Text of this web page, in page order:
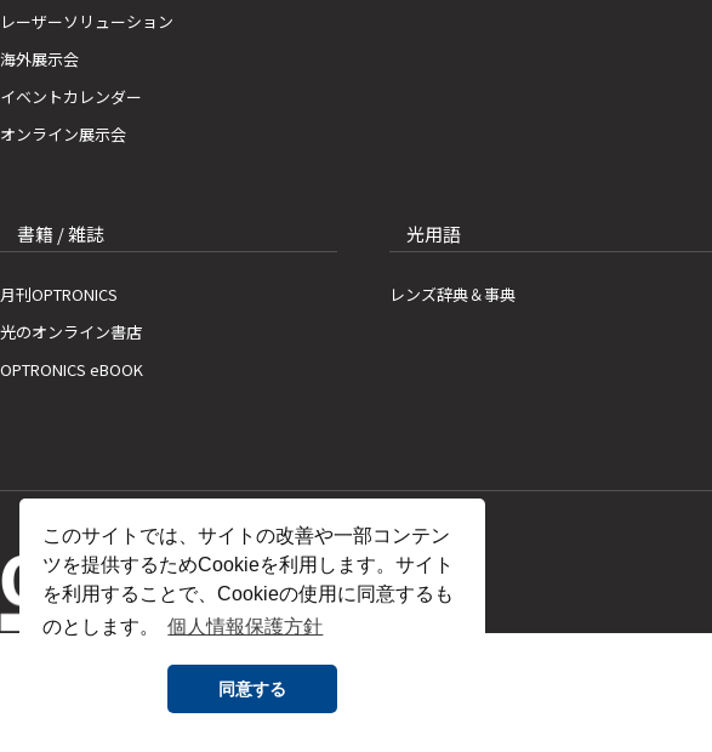
このサイトでは、サイトの改善や一部コンテン
ツを提供するためCookieを利用します。サイト
を利用することで、Cookieの使用に同意するも
のとします。
個人情報保護方針
同意する
レーザーソリューション
海外展示会
イベントカレンダー
オンライン展示会
書籍 / 雑誌
月刊OPTRONICS
光のオンライン書店
OPTRONICS eBOOK
光用語
レンズ辞典＆事典